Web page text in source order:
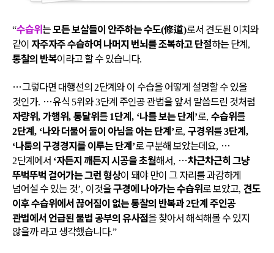
“수습위는모든 보살들이 안주하는 수도(修道)로서 견도된 이치와
같이 자주자주 수습하여 나머지 번뇌를 조복하고 단절하는 단계,
통찰의 반복이라고 할 수 있습니다.
…그렇다면 대행선의 2단계와 이 수습을 어떻게 설명할 수 있을
것인가. …유식 5위와3단계 주인공 관법을 앞서 말씀드린 것처럼
자량위, 가행위, 통달위를 1단계, ‘나를 보는 단계’로, 수습위를
2단계, ‘나와 더불어 둘이 아님을 아는 단계’로, 구경위를3단계,
‘나툼의 구경경지를 이루는 단계’로 구분해 보았는데요, …
2단계에서 ‘자든지 깨든지 시공을 초월해서, …차근차근히 그냥
뚜벅뚜벅 걸어가는 그런 형상이 돼야 만이 그 자리를 과감하게
넘어설 수 있는 것’, 이것을구경에 나아가는 수습위로 보았고, 견도
이후 수습위에서 끊어짐이 없는 통찰의 반복과2단계 주인공
관법에서 언급된 불법 공부의 유사점을 찾아서 해석해볼 수 있지
않을까 라고 생각했습니다.”